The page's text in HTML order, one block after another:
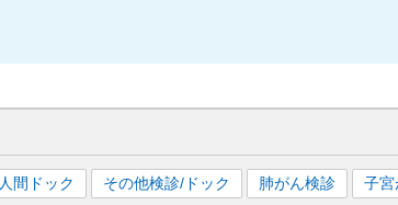
人間ドック その他検診/ドック 肺がん検診
子宮